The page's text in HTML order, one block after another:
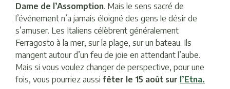
Dame de l’Assomption. Mais le sens sacré de
l’événement n’a jamais éloigné des gens le désir de
s’amuser. Les Italiens célèbrent généralement
Ferragosto à la mer, sur la plage, sur un bateau. Ils
mangent autour d’un feu de joie en attendant l’aube.
Mais si vous voulez changer de perspective, pour une
fois, vous pourriez aussi fêter le 15 août sur l’Etna.